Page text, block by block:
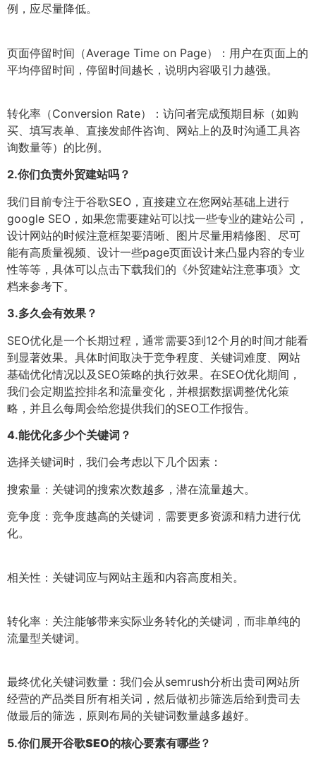
例，应尽量降低。
页面停留时间（Average Time on Page）：用户在页面上的
平均停留时间，停留时间越长，说明内容吸引力越强。
转化率（Conversion Rate）：访问者完成预期目标（如购
买、填写表单、直接发邮件咨询、网站上的及时沟通工具咨
询数量等）的比例。
2.你们负责外贸建站吗？
我们目前专注于谷歌SEO，直接建立在您网站基础上进行
google SEO，如果您需要建站可以找一些专业的建站公司，
设计网站的时候注意框架要清晰、图片尽量用精修图、尽可
能有高质量视频、设计一些page页面设计来凸显内容的专业
性等等，具体可以点击下载我们的《外贸建站注意事项》文
档来参考下。
3.多久会有效果？
SEO优化是一个长期过程，通常需要3到12个月的时间才能看
到显著效果。具体时间取决于竞争程度、关键词难度、网站
基础优化情况以及SEO策略的执行效果。在SEO优化期间，
我们会定期监控排名和流量变化，并根据数据调整优化策
略，并且么每周会给您提供我们的SEO工作报告。
4.能优化多少个关键词？
选择关键词时，我们会考虑以下几个因素：
搜索量：关键词的搜索次数越多，潜在流量越大。
竞争度：竞争度越高的关键词，需要更多资源和精力进行优
化。
相关性：关键词应与网站主题和内容高度相关。
转化率：关注能够带来实际业务转化的关键词，而非单纯的
流量型关键词。
最终优化关键词数量：我们会从semrush分析出贵司网站所
经营的产品类目所有相关词，然后做初步筛选后给到贵司去
做最后的筛选，原则布局的关键词数量越多越好。
5.你们展开谷歌SEO的核心要素有哪些？